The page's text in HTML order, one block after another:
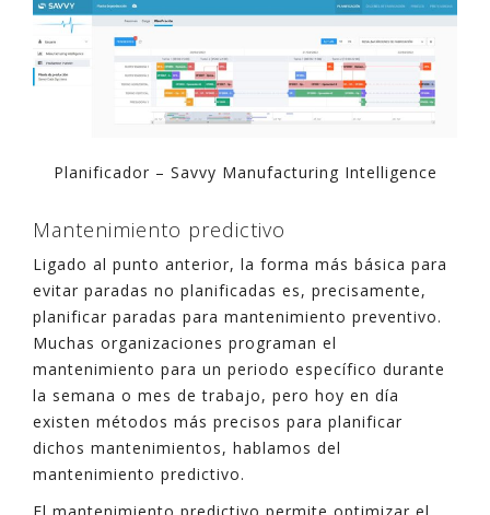
Planificador – Savvy Manufacturing Intelligence
Mantenimiento predictivo
Ligado al punto anterior, la forma más básica para
evitar paradas no planificadas es, precisamente,
planificar paradas para mantenimiento preventivo.
Muchas organizaciones programan el
mantenimiento para un periodo específico durante
la semana o mes de trabajo, pero hoy en día
existen métodos más precisos para planificar
dichos mantenimientos, hablamos del
mantenimiento predictivo.